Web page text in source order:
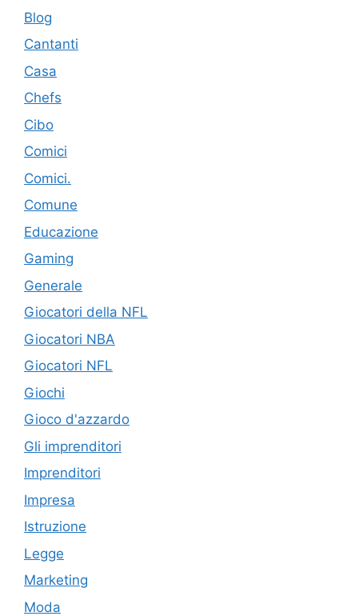
Blog
Cantanti
Casa
Chefs
Cibo
Comici
Comici.
Comune
Educazione
Gaming
Generale
Giocatori della NFL
Giocatori NBA
Giocatori NFL
Giochi
Gioco d'azzardo
Gli imprenditori
Imprenditori
Impresa
Istruzione
Legge
Marketing
Moda